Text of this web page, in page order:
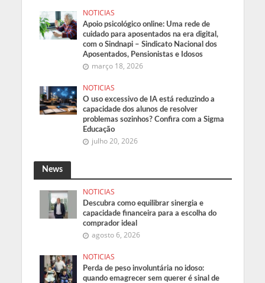
NOTICIAS
Apoio psicológico online: Uma rede de
cuidado para aposentados na era digital,
com o Sindnapi – Sindicato Nacional dos
Aposentados, Pensionistas e Idosos
março 18, 2026
NOTICIAS
O uso excessivo de IA está reduzindo a
capacidade dos alunos de resolver
problemas sozinhos? Confira com a Sigma
Educação
julho 20, 2026
News
NOTICIAS
Descubra como equilibrar sinergia e
capacidade financeira para a escolha do
comprador ideal
agosto 6, 2026
NOTICIAS
Perda de peso involuntária no idoso:
quando emagrecer sem querer é sinal de